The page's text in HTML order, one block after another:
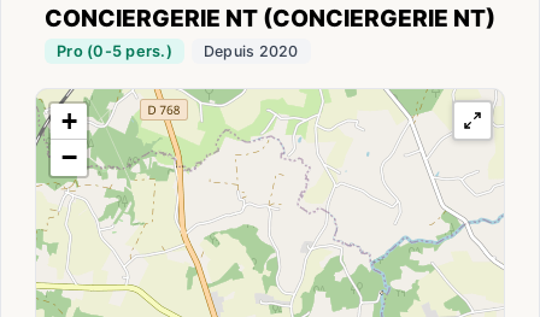
CONCIERGERIE NT (CONCIERGERIE NT)
Pro (0-5 pers.) Depuis 2020
+
−